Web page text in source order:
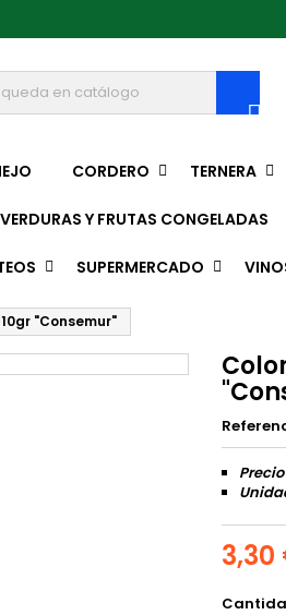

CORDERO TERNERA
VERDURAS Y FRUTAS CONGELADAS
SUPERMERCADO
"Consemur"
3,30